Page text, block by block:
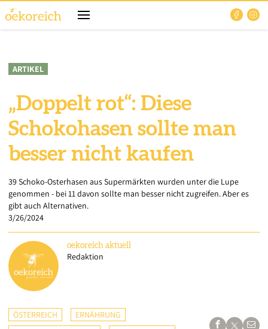
ARTIKEL
„Doppelt rot“: Diese
Schokohasen sollte man
besser nicht kaufen
39 Schoko-Osterhasen aus Supermärkten wurden unter die Lupe
genommen - bei 11 davon sollte man besser nicht zugreifen. Aber es
gibt auch Alternativen.
3/26/2024
oekoreich aktuell
Redaktion
ÖSTERREICH
ERNÄHRUNG